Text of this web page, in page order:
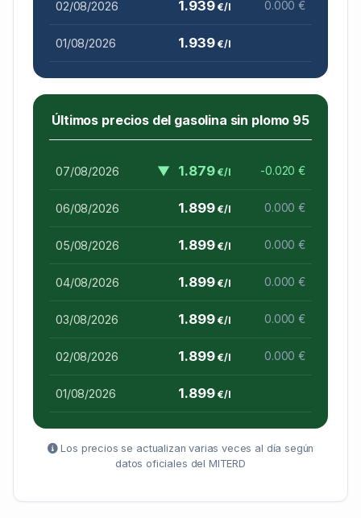
02/08/2026 1.939€/l 0.000 €
01/08/2026 1.939€/l
Últimos precios del gasolina sin plomo 95
07/08/2026 ▼ 1.879€/l -0.020 €
06/08/2026 1.899€/l 0.000 €
05/08/2026 1.899€/l 0.000 €
04/08/2026 1.899€/l 0.000 €
03/08/2026 1.899€/l 0.000 €
02/08/2026 1.899€/l 0.000 €
01/08/2026 1.899€/l
Los precios se actualizan varias veces al día según
datos oficiales del MITERD